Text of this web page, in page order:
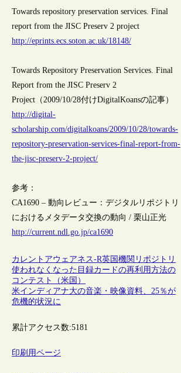
Towards repository preservation services. Final
report from the JISC Preserv 2 project
http://eprints.ecs.soton.ac.uk/18148/
Towards Repository Preservation Services. Final
Report from the JISC Preserv 2
Project（2009/10/28付けDigitalKoansの記事）
http://digital-
scholarship.com/digitalkoans/2009/10/28/towards-
repository-preservation-services-final-report-from-
the-jisc-preserv-2-project/
参考：
CA1690 – 動向レビュー：デジタルリポジトリ
におけるメタデータ交換の動向 / 栗山正光
http://current.ndl.go.jp/ca1690
カレントアウェアネス-R英国機関リポジトリ
使われなくなった目録カードの再利用方法の
コンテスト（米国）
米インディアナ大の音楽・映像資料、25％が
危機的状況に
累計アクセス数:5181
印刷用ページ